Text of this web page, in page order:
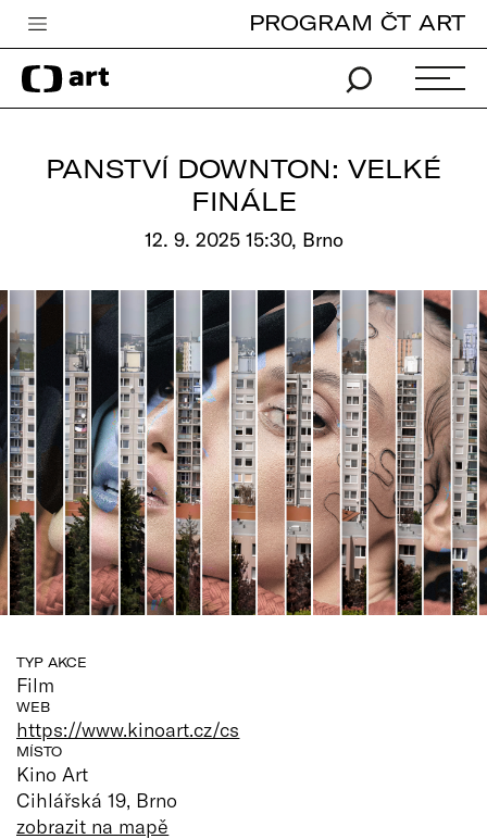
Česká televize
Zpravodajství
Vše o ČT
PROGRAM ČT ART
PANSTVÍ DOWNTON: VELKÉ
FINÁLE
12. 9. 2025 15:30, Brno
TYP AKCE
Film
WEB
https://www.kinoart.cz/cs
MÍSTO
Kino Art
Cihlářská 19, Brno
zobrazit na mapě